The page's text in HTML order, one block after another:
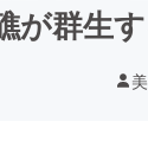
が群生